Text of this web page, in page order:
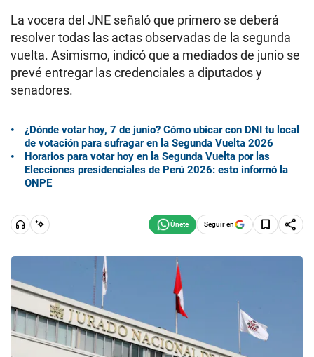
La vocera del JNE señaló que primero se deberá
resolver todas las actas observadas de la segunda
vuelta. Asimismo, indicó que a mediados de junio se
prevé entregar las credenciales a diputados y
senadores.
¿Dónde votar hoy, 7 de junio? Cómo ubicar con DNI tu local
de votación para sufragar en la Segunda Vuelta 2026
Horarios para votar hoy en la Segunda Vuelta por las
Elecciones presidenciales de Perú 2026: esto informó la
ONPE
Seguir en